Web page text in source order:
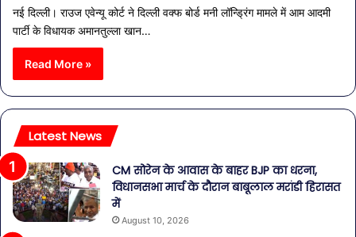
नई दिल्ली। राउज एवेन्यू कोर्ट ने दिल्ली वक्फ बोर्ड मनी लॉन्ड्रिंग मामले में आम आदमी
पार्टी के विधायक अमानतुल्ला खान…
Read More »
Latest News
CM सोरेन के आवास के बाहर BJP का धरना,
विधानसभा मार्च के दौरान बाबूलाल मरांडी हिरासत
में
August 10, 2026